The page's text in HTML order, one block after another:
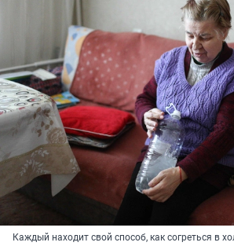
Каждый находит свой способ, как согреться в